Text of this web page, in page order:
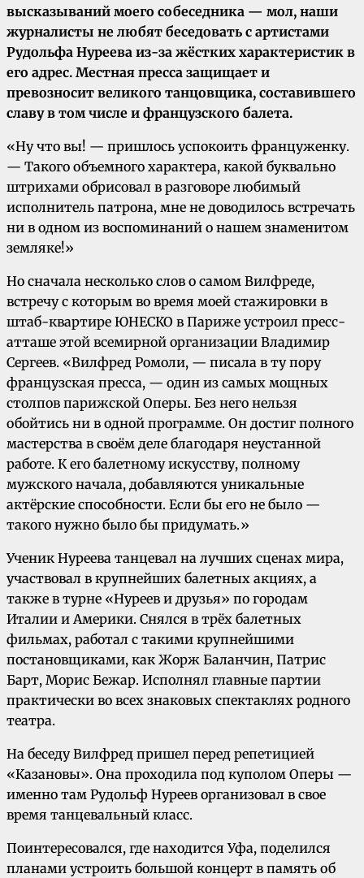
высказываний моего собеседника — мол, наши
журналисты не любят беседовать с артистами
Рудольфа Нуреева из-за жёстких характеристик в
его адрес. Местная пресса защищает и
превозносит великого танцовщика, составившего
славу в том числе и французского балета.
«Ну что вы! — пришлось успокоить француженку.
— Такого объемного характера, какой буквально
штрихами обрисовал в разговоре любимый
исполнитель патрона, мне не доводилось встречать
ни в одном из воспоминаний о нашем знаменитом
земляке!»
Но сначала несколько слов о самом Вилфреде,
встречу с которым во время моей стажировки в
штаб-квартире ЮНЕСКО в Париже устроил пресс-
атташе этой всемирной организации Владимир
Сергеев. «Вилфред Ромоли, — писала в ту пору
французская пресса, — один из самых мощных
столпов парижской Оперы. Без него нельзя
обойтись ни в одной программе. Он достиг полного
мастерства в своём деле благодаря неустанной
работе. К его балетному искусству, полному
мужского начала, добавляются уникальные
актёрские способности. Если бы его не было —
такого нужно было бы придумать.»
Ученик Нуреева танцевал на лучших сценах мира,
участвовал в крупнейших балетных акциях, а
также в турне «Нуреев и друзья» по городам
Италии и Америки. Снялся в трёх балетных
фильмах, работал с такими крупнейшими
постановщиками, как Жорж Баланчин, Патрис
Барт, Морис Бежар. Исполнял главные партии
практически во всех знаковых спектаклях родного
театра.
На беседу Вилфред пришел перед репетицией
«Казановы». Она проходила под куполом Оперы —
именно там Рудольф Нуреев организовал в свое
время танцевальный класс.
Поинтересовался, где находится Уфа, поделился
планами устроить большой концерт в память об